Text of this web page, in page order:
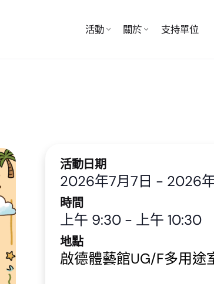
活動 關於 支持單位
活動日期
2026年7月7日 - 2026
時間
上午 9:30 - 上午 10:30
地點
啟德體藝館UG/F多用途